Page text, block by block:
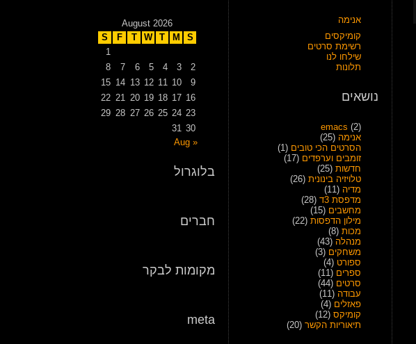
אנימה
קומיקסים
רשימת סרטים
שילחו לנו
תלונות
נושאים
emacs (2)
אנימה (25)
הסרטים הכי טובים (1)
זומבים וערפדים (17)
חדשות(25)
טלויזיה בינונית(26)
מדיה (11)
מדפסת 3ד
(28)
מחשבים (15)
מילון הדפסות(22)
מכות(8)
מנהלה (43)
משחקים (3)
ספורט (4)
ספרים (11)
סרטים (44)
עבודה (11)
פאזלים (4)
קומיקס(12)
תיאוריות הקשר(20)
August 2026
S
M
T
W
T
F
S
1
2
3
4
5
6
7
8
9
10
11
12
13
14
15
16
17
18
19
20
21
22
23
24
25
26
27
28
29
30
31
« Aug
בלוגרול
חברים
מקומות לבקר
meta